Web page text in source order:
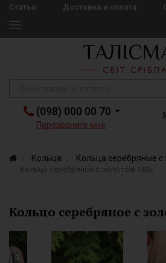
Статьи Доставка и оплата
(098) 000 00 70
Перезвоните мне
Кольца Кольца серебряные с
Кольцо серебряное с золотом 140к
Кольцо серебряное с